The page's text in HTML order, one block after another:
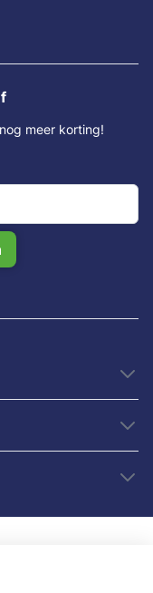
meer korting!